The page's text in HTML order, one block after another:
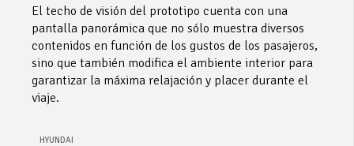
El techo de visión del prototipo cuenta con una
pantalla panorámica que no sólo muestra diversos
contenidos en función de los gustos de los pasajeros,
sino que también modifica el ambiente interior para
garantizar la máxima relajación y placer durante el
viaje.
HYUNDAI